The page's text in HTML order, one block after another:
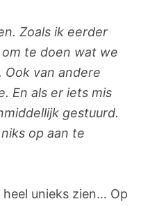
Zoals ik eerder
te doen wat we
van andere
En als er iets mis
gestuurd.
op aan te
unieks zien… Op